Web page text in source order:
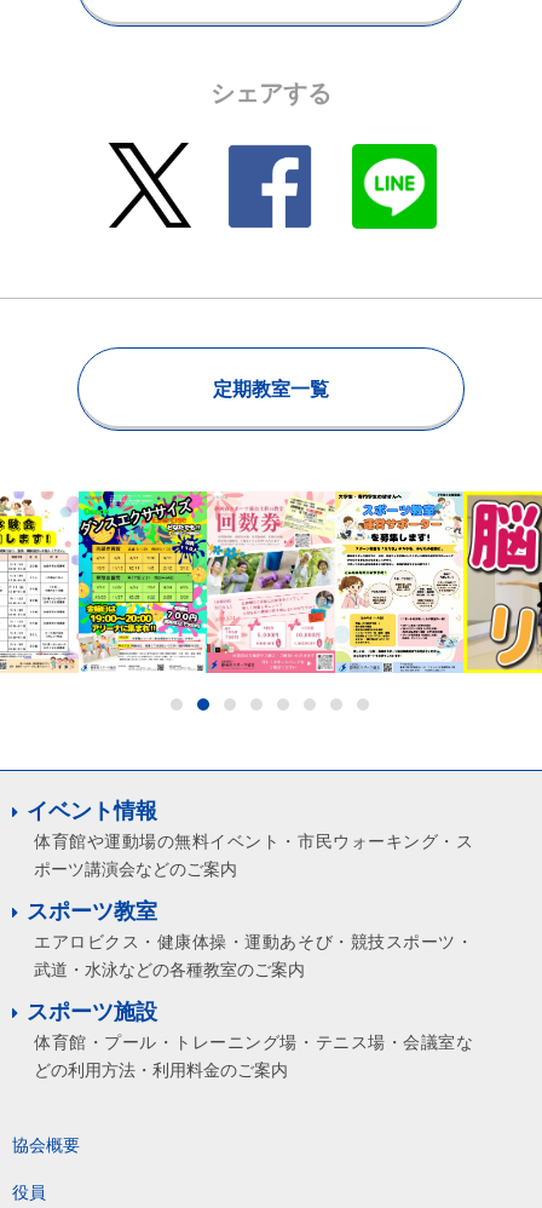
シェアする
定期教室一覧
イベント情報
体育館や運動場の無料イベント・市民ウォーキング・ス
ポーツ講演会などのご案内
スポーツ教室
エアロビクス・健康体操・運動あそび・競技スポーツ・
武道・水泳などの各種教室のご案内
スポーツ施設
体育館・プール・トレーニング場・テニス場・会議室な
どの利用方法・利用料金のご案内
協会概要
役員